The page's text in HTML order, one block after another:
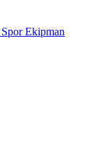
Spor Ekipman